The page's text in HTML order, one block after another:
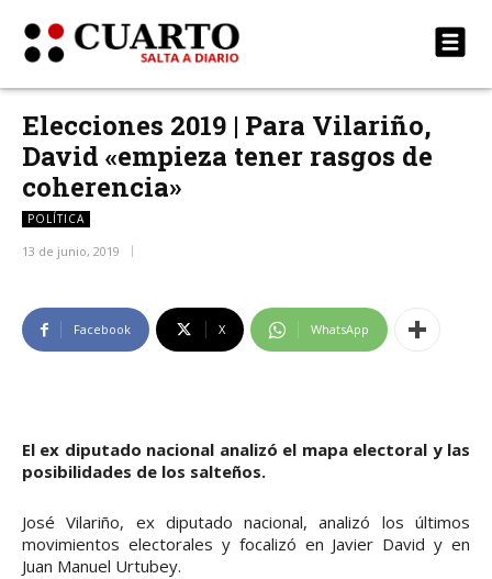
Elecciones 2019 | Para Vilariño,
David «empieza tener rasgos de
coherencia»
POLÍTICA
13 de junio, 2019
Facebook X WhatsApp
El ex diputado nacional analizó el mapa electoral y las
posibilidades de los salteños.
José Vilariño, ex diputado nacional, analizó los últimos
movimientos electorales y focalizó en Javier David y en
Juan Manuel Urtubey.